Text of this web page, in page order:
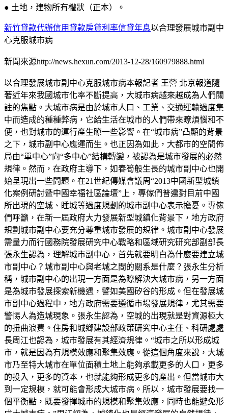
● 土地，建物所有權狀（正本）。
新竹貸款代辦信用貸款房貸利率信貸年息以合理發展城市副中
心克服城市病
新聞來源http://news.hexun.com/2013-12-28/160979888.html
以合理發展城市副中心克服城市病本報記者 王營 北京報道隨
著近年來我國城市化率不斷提高，大城市病越來越成為人們關
註的焦點。大城市病是由於城市人口、工業、交通運輸過度集
中而造成的種種弊病，它給生活在城市的人們帶來瞭煩惱和不
便，也對城市的運行產生瞭一些影響。在“城市病”凸顯的背景
之下，城市副中心應運而生。也正因為如此，大都市的空間佈
局由“單中心”向“多中心”結構轉變，被認為是城市發展的必然
規律。然而，在政府主導下，如春筍般生長的城市副中心也開
始呈現出一些問題。在21世紀傳媒會議周“2013中國新型城鎮
化案例研討暨中國幸福社區論壇”上，專傢們普遍對目前中國
所出現的空城、睡城等過度規劃的城市副中心表示擔憂。專傢
們呼籲，在新一屆政府大力發展新型城鎮化背景下，地方政府
規劃城市副中心要充分尊重城市發展的規律。城市副中心發展
需量力而行國務院發展研究中心戰略和區域研究研究部副部長
張永生認為，理解城市副中心，首先就要明白為什麼要建立城
市副中心？城市副中心與老城之間的關系是什麼？張永生分析
稱，城市副中心的出現一方面是為瞭解決大城市病，另一方面
是為城市發展探索新機遇，譬如美國矽谷的形成。但在發展城
市副中心過程中，地方政府需要遵循市場發展規律，尤其需要
警惕人為造城現象。張永生認為，空城的出現就是對資源極大
的扭曲浪費。住房和城鄉建設部政策研究中心主任、科研處處
長周江也認為，城市發展有其經濟規律。“城市之所以形成城
市，就是因為有規模效應和聚集效應。從這個角度來說，大城
市乃至特大城市在單位面積土地上能夠承載更多的人口，更多
的投入，更多的資本，也就能夠形成更多的產出。但當城市大
到一定規模，就可能會形成大城市病。所以，城市發展要找一
個平衡點，既要發揮城市的規模和聚集效應，同時也能避免形